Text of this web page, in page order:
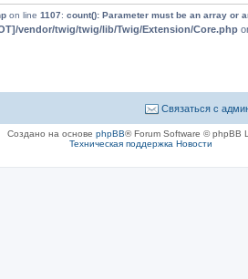
on line 1107: count(): Parameter must be an array or
vendor/twig/twig/lib/Twig/Extension/Core.php
Связаться с
Создано на основе phpBB® Forum Software © phpBB
Техническая поддержка Новости